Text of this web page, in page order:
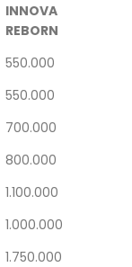
INNOVA
REBORN
550.000
550.000
700.000
800.000
1.100.000
1.000.000
1.750.000